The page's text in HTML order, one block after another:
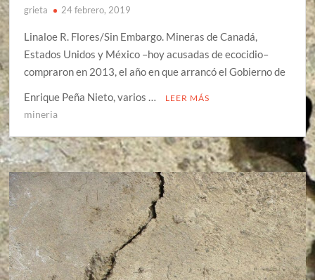
grieta 24 febrero, 2019
Linaloe R. Flores/Sin Embargo. Mineras de Canadá,
Estados Unidos y México –hoy acusadas de ecocidio–
compraron en 2013, el año en que arrancó el Gobierno de
Enrique Peña Nieto, varios …
LEER MÁS
mineria